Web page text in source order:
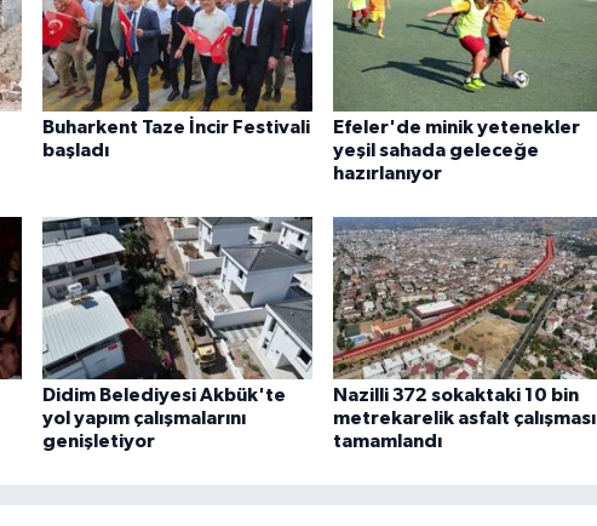
Buharkent Taze İncir Festivali
başladı
Efeler'de minik yetenekler
yeşil sahada geleceğe
hazırlanıyor
Didim Belediyesi Akbük'te
yol yapım çalışmalarını
genişletiyor
Nazilli 372 sokaktaki 10 bin
metrekarelik asfalt çalışması
tamamlandı